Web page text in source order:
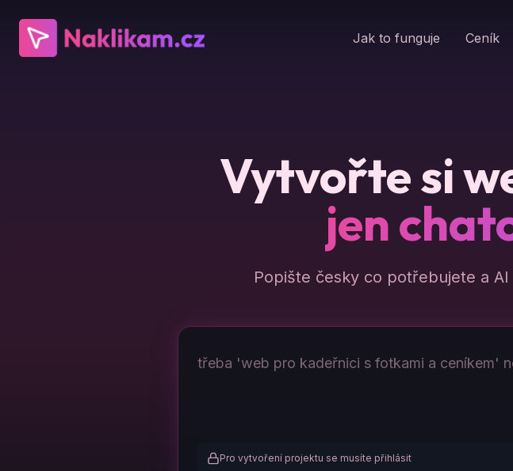
Jak to funguje Ceník
Vytvořte si
jen
Popište česky co potřebujete a
Pro vytvoření projektu se musíte přihlásit